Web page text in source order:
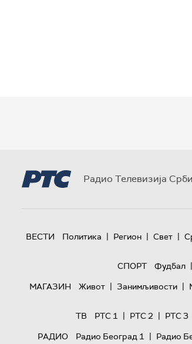
Радио Телевизија
ВЕСТИ Политика | Регион | Свет |
СПОРТ
Фудбал |
МАГАЗИН
Живот | Занимљивости |
ТВ
РТС 1 | РТС 2 | РТС 3
РАДИО
Радио Београд 1 | Радио